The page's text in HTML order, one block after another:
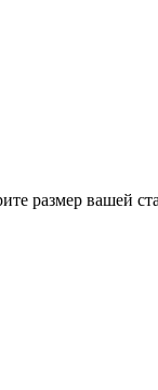
размер вашей